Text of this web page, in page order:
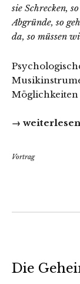
sie Schrecken,
Abgründe, so
da, so müssen
Möglichkeiten
→
Vortrag
Die